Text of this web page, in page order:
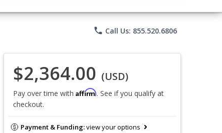
phone Call Us: 855.520.6806
$2,364.00 (USD)
Pay over time with Affirm. See if you qualify at
checkout.
Payment & Funding:view your options